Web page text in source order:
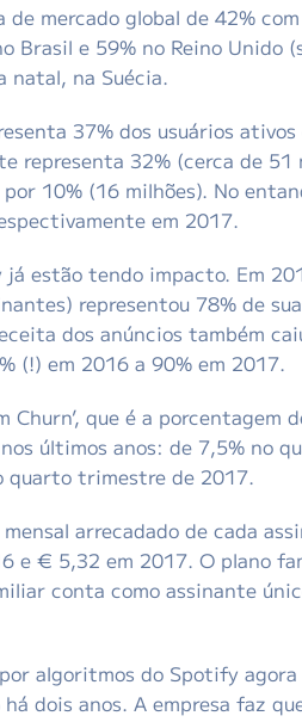
mercado global de 42%
e 59% no Reino Unido
natal, na Suécia.
37% dos usuários
representa 32% (cerca de
10% (16 milhões). No
em 2017.
estão tendo impacto. Em
representou 78% de
dos anúncios também
(!) em 2016 a 90% em 2017.
que é a porcentagem
últimos anos: de 7,5% no
quarto trimestre de 2017.
arrecadado de cada
e € 5,32 em 2017. O plano
conta como assinante
algoritmos do Spotify
dois anos. A empresa faz